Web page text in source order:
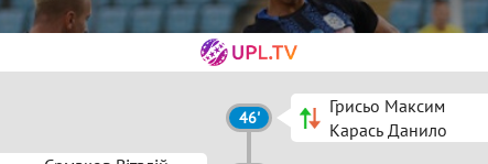
46'
Грисьо Максим
Карась Данило